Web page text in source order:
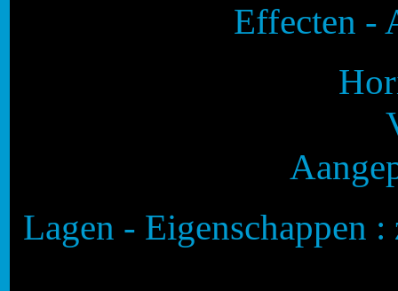
Effecten -
Lagen - Eigenschappen